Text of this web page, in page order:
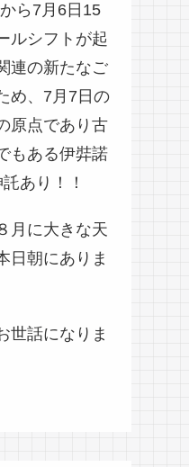
ら7月6日15
ルシフトが起
連の新たなご
め、7月7日の
原点であり古
もある伊弉諾
あり！！
月に大きな天
日朝にありま
世話になりま